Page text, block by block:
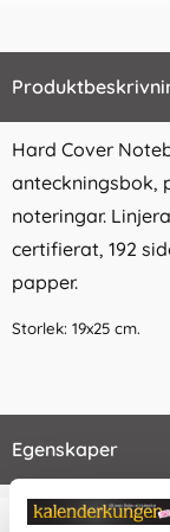
Hard Cover
anteckningsbok,
noteringar.
certifierat, 192
papper.
Storlek: 19x25 cm.
Egenskaper